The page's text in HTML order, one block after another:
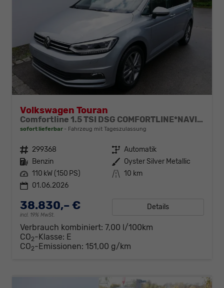
Volkswagen Touran
Comfortline 1.5 TSI DSG COMFORTLINE*NAVI*ACC*PDC*LED*SHZ*KAMERA*7-SITZER*17-ZOLL
sofort lieferbar Fahrzeug mit Tageszulassung
Fahrzeugnr. 299368 Getriebe Automatik
Kraftstoff Benzin Außenfarbe Oyster Silver Metallic
Leistung 110 kW (150 PS) Kilometerstand 10 km
01.06.2026
38.830,– €
incl. 19% MwSt.
Details
Verbrauch kombiniert: 7,00 l/100km
CO2-Klasse: E
CO2-Emissionen: 151,00 g/km